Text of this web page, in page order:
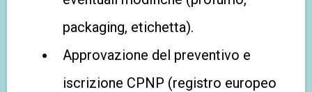
packaging, etichetta).
Approvazione del preventivo e
iscrizione CPNP (registro europeo